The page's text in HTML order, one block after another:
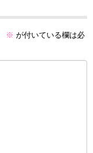
※ が付いている欄は必